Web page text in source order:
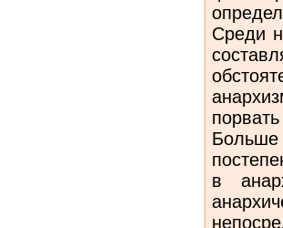
Среди
в